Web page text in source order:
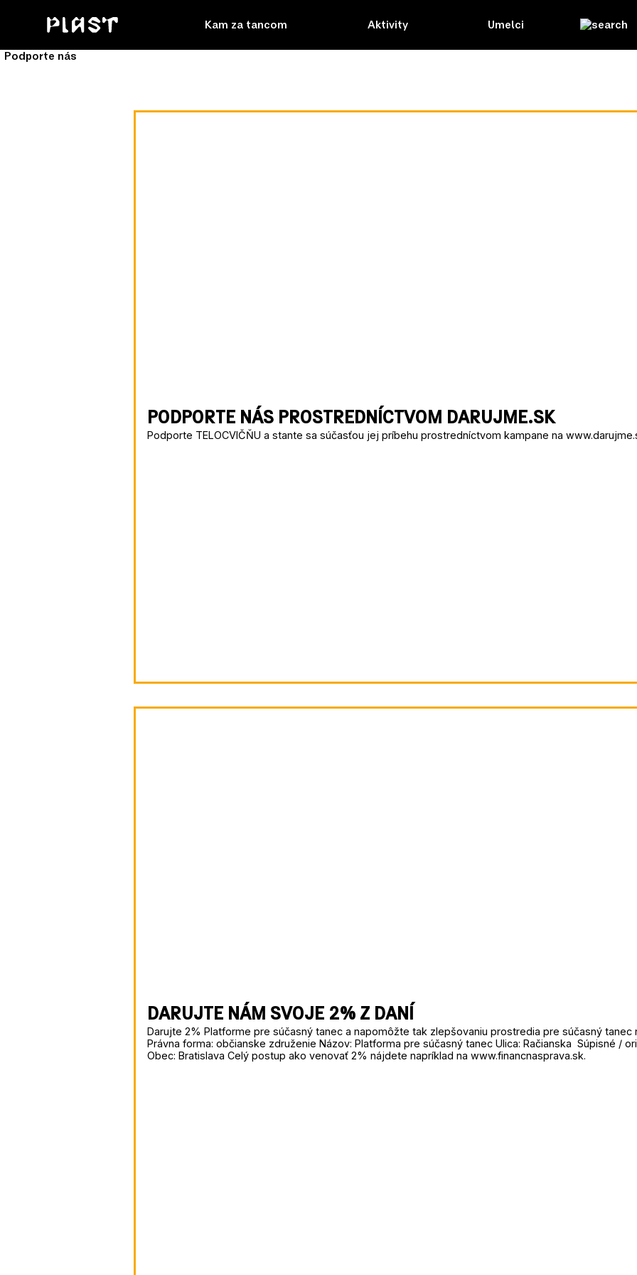
Kam za tancom Aktivity Umelci
Podporte nás
PODPORTE NÁS PROSTREDNÍCTVOM DARUJME.SK
Podporte TELOCVIČŇU a stante sa súčasťou jej príbehu prostredníctvom kampane na
DARUJTE NÁM SVOJE 2% Z DANÍ
Darujte 2% Platforme pre súčasný tanec a napomôžte tak zlepšovaniu prostredia pre súčasný tanec
Právna forma: občianske združenie Názov: Platforma pre súčasný tanec Ulica: Račianska Súpisné /
Obec: Bratislava Celý postup ako venovať 2% nájdete napríklad na www.financnasprava.sk.